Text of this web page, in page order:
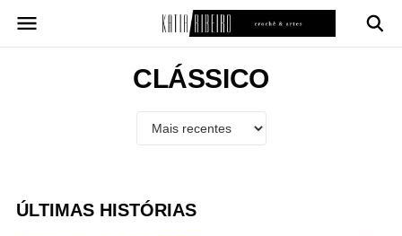
para
CLÁSSICO
ÚLTIMAS HISTÓRIAS